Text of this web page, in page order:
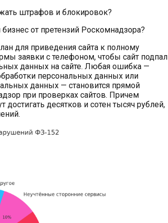
штрафов и блокировок?
от претензий Роскомнадзора?
для приведения сайта к полному
заявки с телефоном, чтобы сайт подпал
данных на сайте. Любая ошибка —
персональных данных или
данных — становится прямой
при проверках сайтов. Причем
десятков и сотен тысяч рублей,